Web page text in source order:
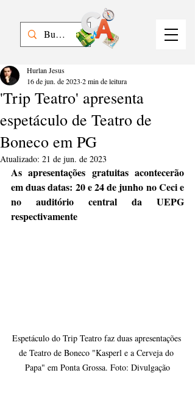
'Trip Teatro' apresenta
espetáculo de Teatro de
Boneco em PG
Hurlan Jesus
16 de jun. de 2023 2 min de leitura
Atualizado: 21 de jun. de 2023
As apresentações gratuitas acontecerão
em duas datas: 20 e 24 de junho no Ceci e
no auditório central da UEPG
respectivamente
Espetáculo do Trip Teatro faz duas apresentações
de Teatro de Boneco "Kasperl e a Cerveja do
Papa" em Ponta Grossa. Foto: Divulgação